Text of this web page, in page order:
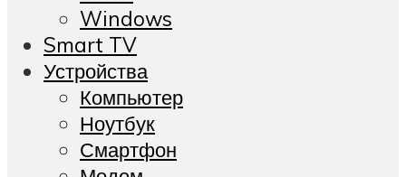
Windows
Smart TV
Устройства
Компьютер
Ноутбук
Смартфон